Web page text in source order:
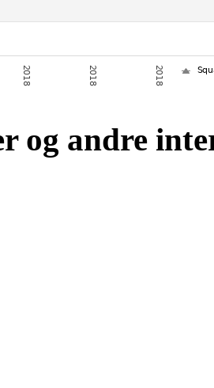
og andre